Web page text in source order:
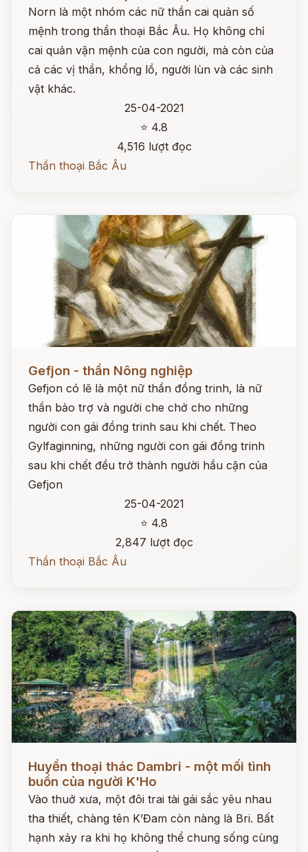
Norn là một nhóm các nữ thần cai quản số
mệnh trong thần thoại Bắc Âu. Họ không chỉ
cai quản vận mệnh của con người, mà còn của
cả các vị thần, khổng lồ, người lùn và các sinh
vật khác.
25-04-2021
⭐ 4.8
4,516 lượt đọc
Thần thoại Bắc Âu
Gefjon - thần Nông nghiệp
Gefjon có lẽ là một nữ thần đồng trinh, là nữ
thần bảo trợ và người che chở cho những
người con gái đồng trinh sau khi chết. Theo
Gylfaginning, những người con gái đồng trinh
sau khi chết đều trở thành người hầu cận của
Gefjon
25-04-2021
⭐ 4.8
2,847 lượt đọc
Thần thoại Bắc Âu
Đọc ngay
Huyền thoại thác Dambri - một mối tình
buồn của người K'Ho
Vào thuở xưa, một đôi trai tài gái sắc yêu nhau
tha thiết, chàng tên K’Đam còn nàng là Bri. Bất
hạnh xảy ra khi họ không thể chung sống cùng